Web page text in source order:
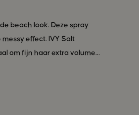
beach look. Deze spray
effect. IVY Salt
om fijn haar extra volume
grondstoffen van eigen